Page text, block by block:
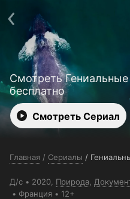
Смотреть
бесплатно
Смотреть Сериал
Главная / Сериалы /
Д/с 2020, Природа
Франция
12+
О сервисе
Политика
Открыть приложение
Установить на ТВ